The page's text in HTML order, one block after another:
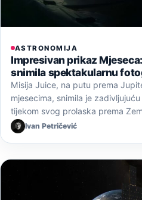
ASTRONOMIJA
Impresivan prikaz
snimila spektakularnu
Misija Juice, na putu prema
mjesecima, snimila je
tijekom svog prolaska prema
Ivan Petričević